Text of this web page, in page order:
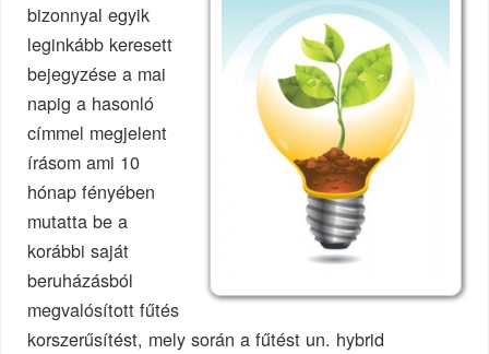
bizonnyal egyik
leginkább keresett
bejegyzése a mai
napig a hasonló
címmel megjelent
írásom ami 10
hónap fényében
mutatta be a
korábbi saját
beruházásból
megvalósított fűtés
korszerűsítést, mely során a fűtést un. hybrid